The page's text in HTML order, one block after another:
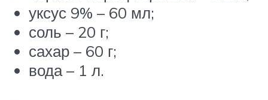
уксус 9% – 60 мл;
соль – 20 г;
сахар – 60 г;
вода – 1 л.